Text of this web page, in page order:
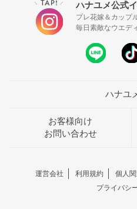
＼ TAP! ／ ハナユメ公式
プレ花嫁＆カップ
毎日素敵なウエデ
ハナユ
お客様向け
お問い合わせ
運営会社 利用規約
個人
プライバシ